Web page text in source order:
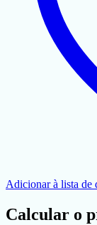
Adicionar à lista de
Calcular o